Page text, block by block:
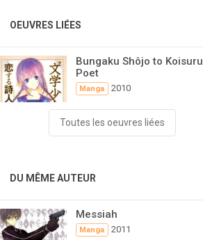
OEUVRES LIÉES
Bungaku Shôjo to Koisuru
Poet
Manga 2010
Toutes les oeuvres liées
DU MÊME AUTEUR
Messiah
Manga 2011